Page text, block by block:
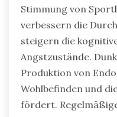
Stimmung von
verbessern die
steigern die
Angstzustände.
Produktion von
Wohlbefinden und
fördert.